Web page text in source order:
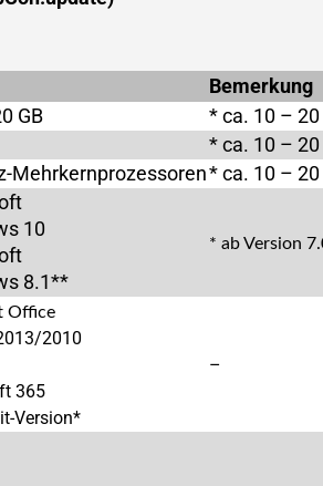
Bemerkung
GB
* ca. 10 –
* ca. 10 –
Mehrkernprozessoren* ca. 10 –
10
8.1**
* ab Version
Office
2010
365
Version*
–